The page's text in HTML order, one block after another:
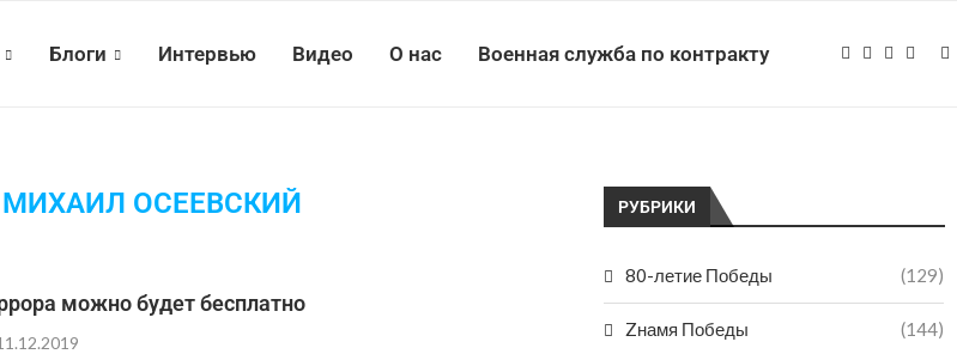
Блоги Интервью Видео О нас Военная служба по контракту
МИХАИЛ ОСЕЕВСКИЙ
можно будет бесплатно
РУБРИКИ
80-летие Победы (129)
Zнамя Победы (144)